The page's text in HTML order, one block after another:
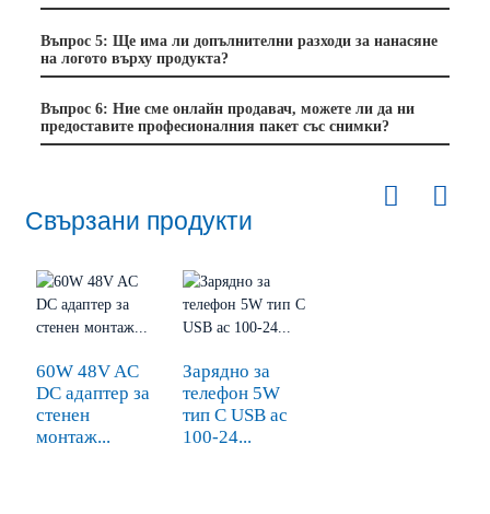
Въпрос 5: Ще има ли допълнителни разходи за нанасяне
на логото върху продукта?
Въпрос 6: Ние сме онлайн продавач, можете ли да ни
предоставите професионалния пакет със снимки?
Свързани продукти
60W 48V AC
DC адаптер за
стенен
монтаж...
Зарядно за
телефон 5W
тип C USB ac
100-24...